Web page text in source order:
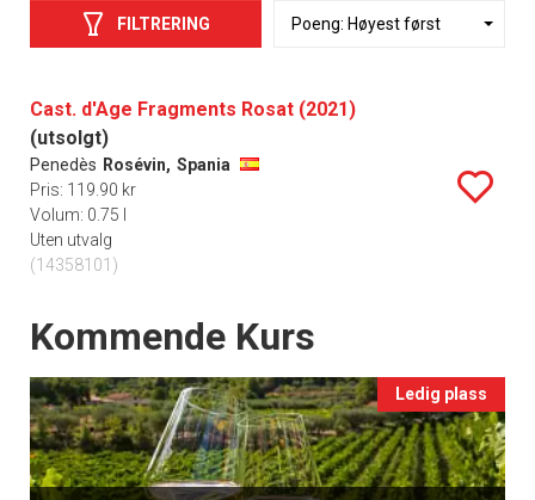
FILTRERING
Cast. d'Age Fragments Rosat (2021)
(utsolgt)
Penedès Rosévin, Spania
Pris: 119.90 kr
Volum: 0.75 l
Uten utvalg
(14358101)
Events
Kommende Kurs
Ledig plass